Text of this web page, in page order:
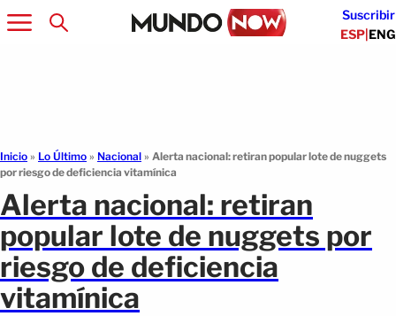
Suscribir
ESP|ENG
Inicio » Lo Último » Nacional » Alerta nacional: retiran popular lote de nuggets
por riesgo de deficiencia vitamínica
Alerta nacional: retiran
popular lote de nuggets por
riesgo de deficiencia
vitamínica